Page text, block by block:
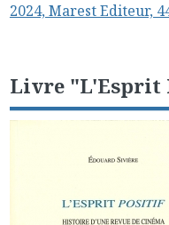
2024, Marest Editeur,
Livre "L'Esprit